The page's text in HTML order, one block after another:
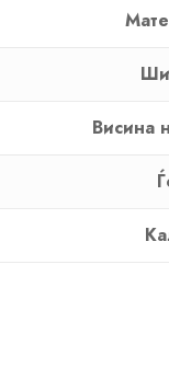
Висина